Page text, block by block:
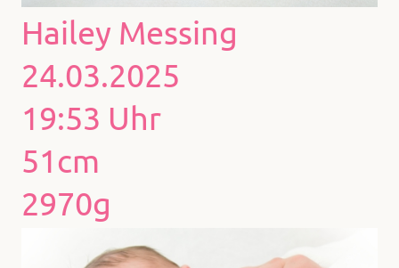
Hailey Messing
24.03.2025
19:53 Uhr
51cm
2970g